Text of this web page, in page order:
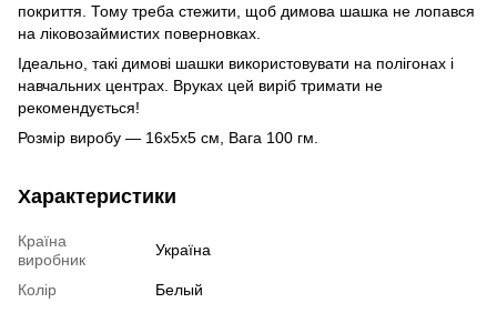
покриття. Тому треба стежити, щоб димова шашка не лопався
на ліковозаймистих поверновках.
Ідеально, такі димові шашки використовувати на полігонах і
навчальних центрах. Вруках цей виріб тримати не
рекомендується!
Розмір виробу — 16х5х5 см, Вага 100 гм.
Характеристики
Країна
виробник
Україна
Колір Белый